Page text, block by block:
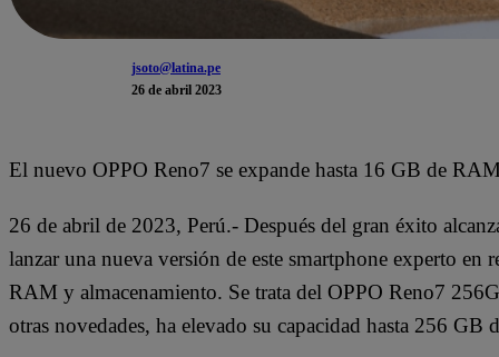
jsoto@latina.pe
26 de abril 2023
El nuevo OPPO Reno7 se expande hasta 16 GB de
26 de abril de 2023, Perú.- Después del gran éxito
lanzar una nueva versión de este smartphone experto
RAM y almacenamiento. Se trata del OPPO Reno7
otras novedades, ha elevado su capacidad hasta 256